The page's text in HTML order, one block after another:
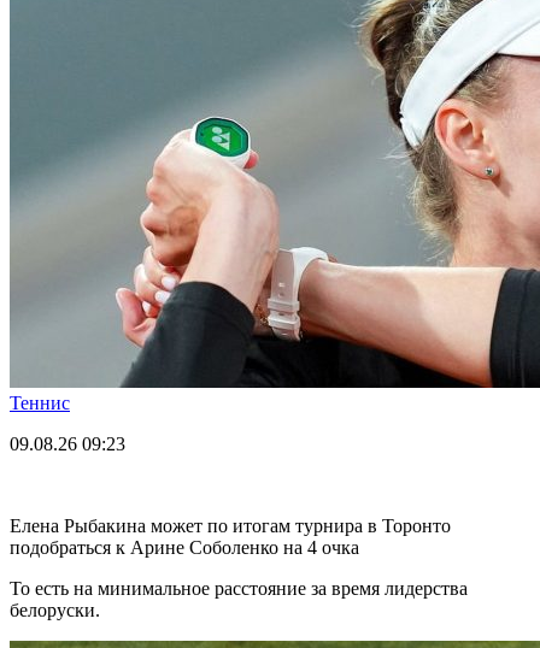
Теннис
09.08.26 09:23
Елена Рыбакина может по итогам турнира в Торонто
подобраться к Арине Соболенко на 4 очка
То есть на минимальное расстояние за время лидерства
белоруски.